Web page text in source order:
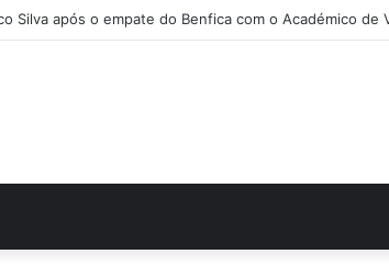
Silva após o empate do Benfica com o Académico de